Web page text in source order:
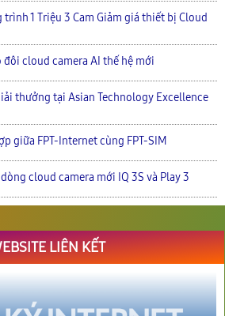
trình 1 Triệu 3 Cam Giảm giá thiết bị Cloud
đôi cloud camera AI thế hệ mới
thưởng tại Asian Technology Excellence
giữa FPT-Internet cùng FPT-SIM
dòng cloud camera mới IQ 3S và Play 3
LIÊN KẾT